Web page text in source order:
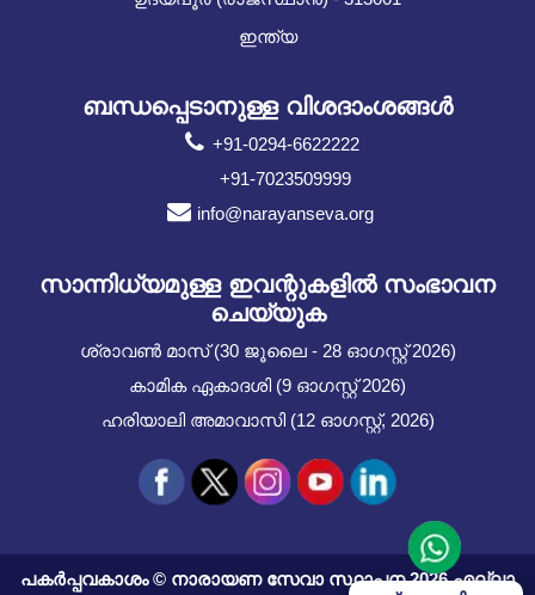
ഇന്ത്യ
ബന്ധപ്പെടാനുള്ള വിശദാംശങ്ങൾ
+91-0294-6622222
+91-7023509999
info@narayanseva.org
സാന്നിധ്യമുള്ള ഇവന്റുകളില്‍ സംഭാവന
ചെയ്യുക
ശ്രാവൺ മാസ് (30 ജൂലൈ - 28 ഓഗസ്റ്റ് 2026)
കാമിക ഏകാദശി (9 ഓഗസ്റ്റ് 2026)
ഹരിയാലി അമാവാസി (12 ഓഗസ്റ്റ്, 2026)
പകർപ്പവകാശം © നാരായണ സേവാ സ്ഥാപന 2026 എല്ലാ